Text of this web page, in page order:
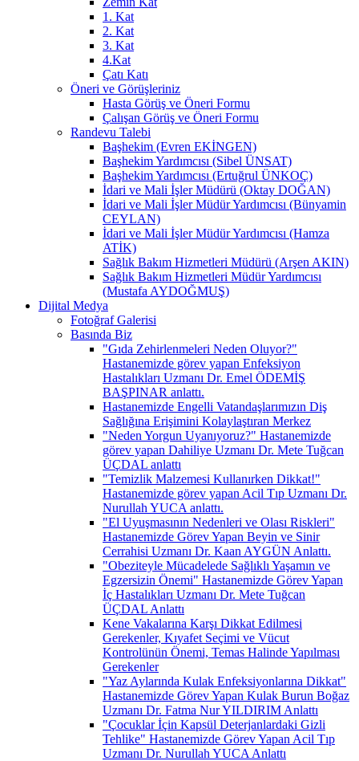
1. Kat
2. Kat
3. Kat
4.Kat
Çatı Katı
Öneri ve Görüşleriniz
Hasta Görüş ve Öneri Formu
Çalışan Görüş ve Öneri Formu
Randevu Talebi
Başhekim (Evren EKİNGEN)
Başhekim Yardımcısı (Sibel ÜNSAT)
Başhekim Yardımcısı (Ertuğrul ÜNKOÇ)
İdari ve Mali İşler Müdürü (Oktay DOĞAN)
İdari ve Mali İşler Müdür Yardımcısı (Bünyamin
CEYLAN)
İdari ve Mali İşler Müdür Yardımcısı (Hamza
ATİK)
Sağlık Bakım Hizmetleri Müdürü (Arşen AKIN)
Sağlık Bakım Hizmetleri Müdür Yardımcısı
(Mustafa AYDOĞMUŞ)
Dijital Medya
Fotoğraf Galerisi
Basında Biz
"Gıda Zehirlenmeleri Neden Oluyor?"
Hastanemizde görev yapan Enfeksiyon
Hastalıkları Uzmanı Dr. Emel ÖDEMİŞ
BAŞPINAR anlattı.
Hastanemizde Engelli Vatandaşlarımızın Diş
Sağlığına Erişimini Kolaylaştıran Merkez
"Neden Yorgun Uyanıyoruz?" Hastanemizde
görev yapan Dahiliye Uzmanı Dr. Mete Tuğcan
ÜÇDAL anlattı
"Temizlik Malzemesi Kullanırken Dikkat!"
Hastanemizde görev yapan Acil Tıp Uzmanı Dr.
Nurullah YUCA anlattı.
"El Uyuşmasının Nedenleri ve Olası Riskleri"
Hastanemizde Görev Yapan Beyin ve Sinir
Cerrahisi Uzmanı Dr. Kaan AYGÜN Anlattı.
"Obeziteyle Mücadelede Sağlıklı Yaşamın ve
Egzersizin Önemi" Hastanemizde Görev Yapan
İç Hastalıkları Uzmanı Dr. Mete Tuğcan
ÜÇDAL Anlattı
Kene Vakalarına Karşı Dikkat Edilmesi
Gerekenler, Kıyafet Seçimi ve Vücut
Kontrolünün Önemi, Temas Halinde Yapılması
Gerekenler
"Yaz Aylarında Kulak Enfeksiyonlarına Dikkat"
Hastanemizde Görev Yapan Kulak Burun Boğaz
Uzmanı Dr. Fatma Nur YILDIRIM Anlattı
"Çocuklar İçin Kapsül Deterjanlardaki Gizli
Tehlike" Hastanemizde Görev Yapan Acil Tıp
Uzmanı Dr. Nurullah YUCA Anlattı